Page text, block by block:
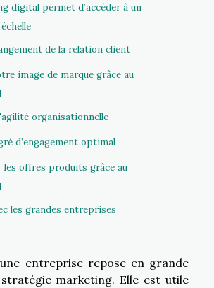
digital permet d’accéder à un
de la relation client
image de marque grâce au
organisationnelle
d’engagement optimal
les offres produits grâce au
les grandes entreprises
entreprise repose en grande
marketing. Elle est utile